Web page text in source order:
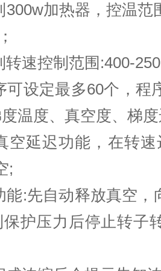
300w加热器，控温范
转速控制范围 :400-
可设定最多60个，程
温度、真空度、梯
空延迟功能，在转
;
能:先自动释放真空，
护压力后停止转子